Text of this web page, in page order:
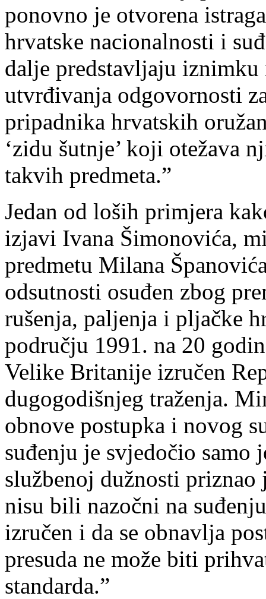
ponovno je otvorena
hrvatske nacionalnosti i
dalje predstavljaju
utvrđivanja odgovornosti
pripadnika hrvatskih
‘zidu šutnje’ koji otežava
takvih predmeta.”
Jedan od loših primjera
izjavi Ivana Šimonovića,
predmetu Milana
odsutnosti osuđen zbog
rušenja, paljenja i pljačke
području 1991. na 20
Velike Britanije izručen
dugogodišnjeg traženja.
obnove postupka i novog
suđenju je svjedočio samo
službenoj dužnosti
nisu bili nazočni na
izručen i da se obnavlja
presuda ne može biti
standarda.”